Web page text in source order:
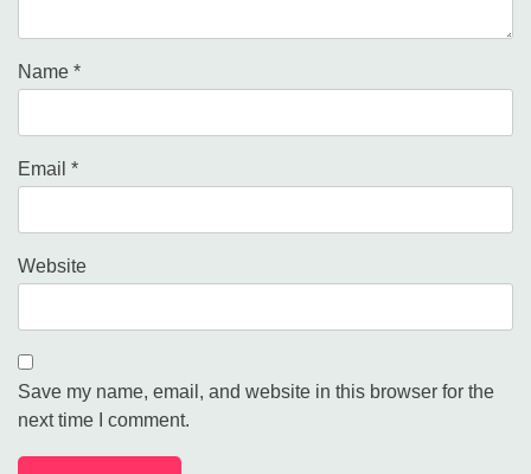
Name *
Email *
Website
Save my name, email, and website in this browser for the
next time I comment.